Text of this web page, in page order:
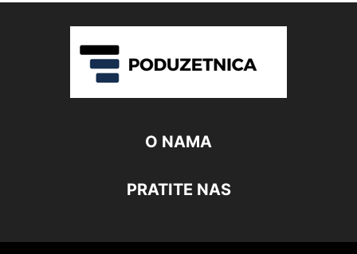
O NAMA
PRATITE NAS